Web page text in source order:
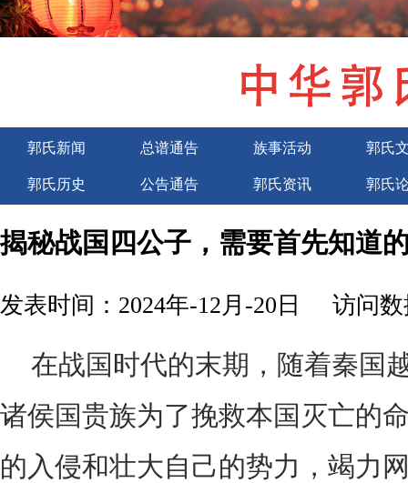
郭氏新闻 总谱通告 族事活动 郭氏
郭氏历史 公告通告 郭氏资讯 郭氏
揭秘战国四公子，需要首先知道
发表时间：2024年-12月-20日 访问数
在战国时代的末期，随着秦国
诸侯国贵族为了挽救本国灭亡的
的入侵和壮大自己的势力，竭力